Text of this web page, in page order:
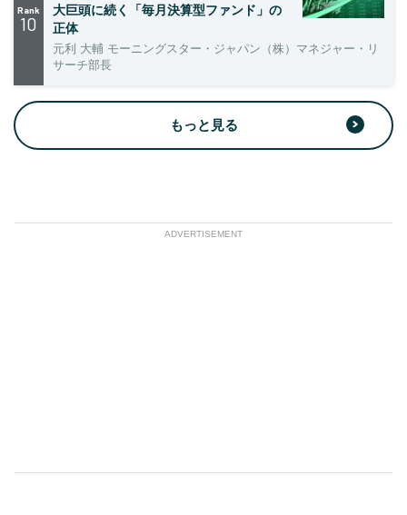
Rank
10
大巨頭に続く「毎月決算型ファンド」の
正体
元利 大輔 モーニングスター・ジャパン（株）マネジャー・リ
サーチ部長
もっと見る
ADVERTISEMENT